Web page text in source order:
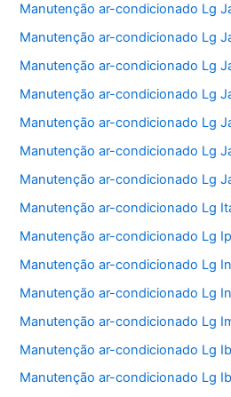
Manutenção ar-condicionado Lg
Manutenção ar-condicionado Lg
Manutenção ar-condicionado Lg
Manutenção ar-condicionado Lg
Manutenção ar-condicionado Lg
Manutenção ar-condicionado Lg
Manutenção ar-condicionado Lg
Manutenção ar-condicionado Lg
Manutenção ar-condicionado Lg
Manutenção ar-condicionado Lg
Manutenção ar-condicionado Lg
Manutenção ar-condicionado Lg
Manutenção ar-condicionado Lg
Manutenção ar-condicionado Lg